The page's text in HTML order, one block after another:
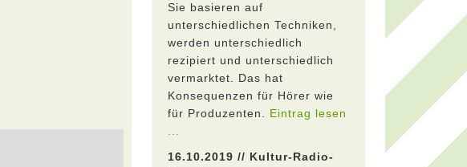
Sie basieren auf
unterschiedlichen Techniken,
werden unterschiedlich
rezipiert und unterschiedlich
vermarktet. Das hat
Konsequenzen für Hörer wie
für Produzenten. Eintrag lesen
16.10.2019 // Kultur-Radio-